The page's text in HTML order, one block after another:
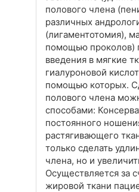
полового члена
различных
(лигаментотомия),
помощью проколов)
введения в мягкие
гиалуроновой
помощью которых.
полового члена
способами:
постоянного
растягивающего
только сделать
члена, но и
Осуществляется за
жировой ткани